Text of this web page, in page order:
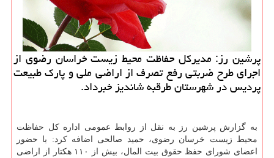
پرشین رز: مدیركل حفاظت محیط زیست خراسان رضوی از
اجرای طرح ضربتی رفع تصرف از اراضی ملی و پارك طبیعت
پردیس در شهرستان طرقبه شاندیز خبرداد.
به گزارش پرشین رز به نقل از روابط عمومی اداره كل حفاظت
محیط زیست خرسان رضوی، حمید صالحی اضافه كرد: با حضور
اعضای شورای حفظ حقوق بیت المال، بیش از ۱۱۰ هكتار از اراضی